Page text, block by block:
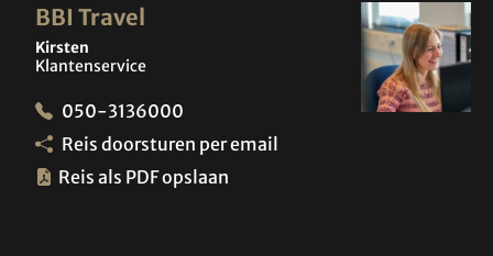
BBI Travel
Kirsten
Klantenservice
050-3136000
Reis doorsturen per email
Reis als PDF opslaan